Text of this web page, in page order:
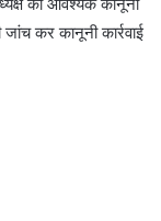
कर कानूनी कार्रवाई